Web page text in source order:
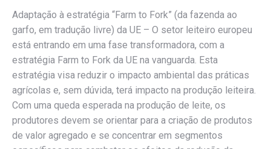
Adaptação à estratégia “Farm to Fork” (da fazenda ao
garfo, em tradução livre) da UE – O setor leiteiro europeu
está entrando em uma fase transformadora, com a
estratégia Farm to Fork da UE na vanguarda. Esta
estratégia visa reduzir o impacto ambiental das práticas
agrícolas e, sem dúvida, terá impacto na produção leiteira.
Com uma queda esperada na produção de leite, os
produtores devem se orientar para a criação de produtos
de valor agregado e se concentrar em segmentos